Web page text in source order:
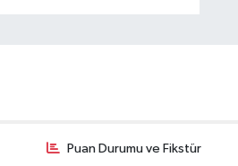
Puan Durumu ve Fikstür